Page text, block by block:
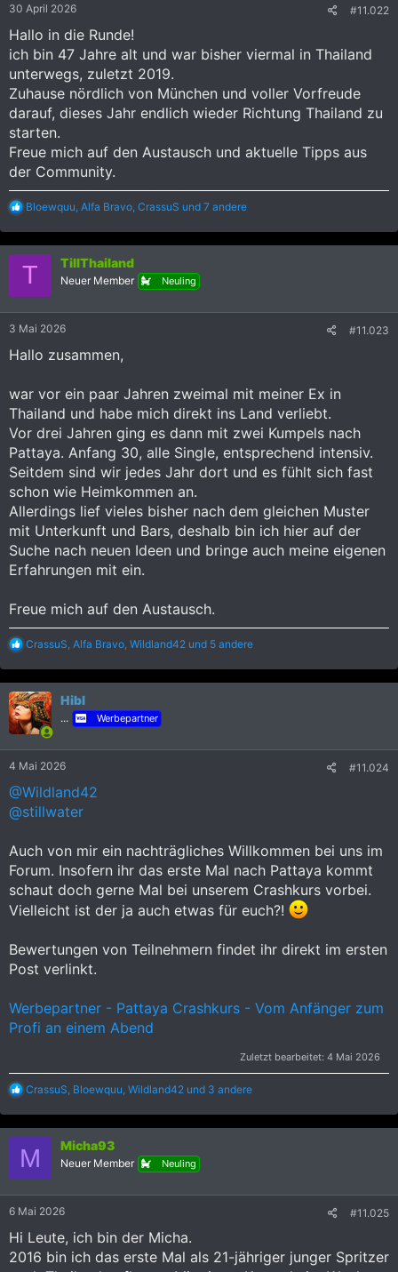
n
30 April 2026 #11.022
Hallo in die Runde!
ich bin 47 Jahre alt und war bisher viermal in Thailand
unterwegs, zuletzt 2019.
Zuhause nördlich von München und voller Vorfreude
darauf, dieses Jahr endlich wieder Richtung Thailand zu
starten.
Freue mich auf den Austausch und aktuelle Tipps aus
der Community.
R
a
k
n
Bloewquu Alfa Bravo CrassuS und 7 andere
T TillThailand
Neuer Member Neuling
3 Mai 2026 #11.023
Hallo zusammen,
war vor ein paar Jahren zweimal mit meiner Ex in
Thailand und habe mich direkt ins Land verliebt.
Vor drei Jahren ging es dann mit zwei Kumpels nach
Pattaya. Anfang 30, alle Single, entsprechend intensiv.
Seitdem sind wir jedes Jahr dort und es fühlt sich fast
schon wie Heimkommen an.
Allerdings lief vieles bisher nach dem gleichen Muster
mit Unterkunft und Bars, deshalb bin ich hier auf der
Suche nach neuen Ideen und bringe auch meine eigenen
Erfahrungen mit ein.
Freue mich auf den Austausch.
R
a
k
t
i
o
n
CrassuS Alfa Bravo Wildland42 und 5 andere
Hibl
... Werbepartner
4 Mai 2026 #11.024
@Wildland42
@stillwater
Auch von mir ein nachträgliches Willkommen bei uns im
Forum. Insofern ihr das erste Mal nach Pattaya kommt
schaut doch gerne Mal bei unserem Crashkurs vorbei.
Vielleicht ist der ja auch etwas für euch?!
Bewertungen von Teilnehmern findet ihr direkt im ersten
Post verlinkt.
Werbepartner - Pattaya Crashkurs - Vom Anfänger zum
Profi an einem Abend
Zuletzt bearbeitet: 4 Mai 2026
R
a
k
i
n
CrassuS, Bloewquu, Wildland42 und 3 andere
M Micha93
Neuer Member Neuling
6 Mai 2026 #11.025
Hi Leute, ich bin der Micha.
2016 bin ich das erste Mal als 21-jähriger junger Spritzer